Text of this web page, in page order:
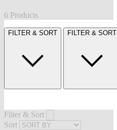
6 Products
FILTER & SORT FILTER & SORT
Filter & Sort
Sort